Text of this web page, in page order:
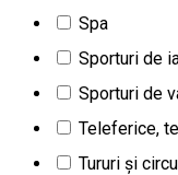
Spa
Sporturi de
Sporturi de
Teleferice,
Tururi şi